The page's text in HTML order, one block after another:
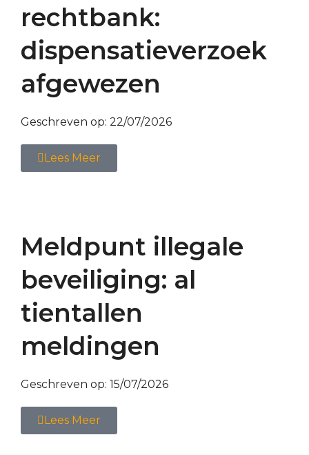
rechtbank:
dispensatieverzoek
afgewezen
Geschreven op: 22/07/2026
Lees Meer
Meldpunt illegale
beveiliging: al
tientallen
meldingen
Geschreven op: 15/07/2026
Lees Meer